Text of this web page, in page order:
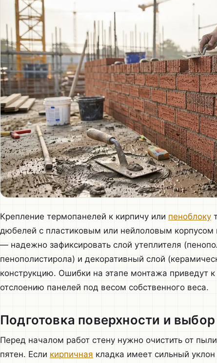
Крепление термопанелей к кирпичу или пеноблоку
дюбелей с пластиковым или нейлоловым
— надежно зафиксировать слой утеплителя
пенополистирола) и декоративный слой
конструкцию. Ошибки на этапе монтажа приведут
отслоению панелей под весом собственного веса.
Подготовка поверхности и выбор
Перед началом работ стену нужно очистить от
пятен. Если кирпичная кладка имеет сильный